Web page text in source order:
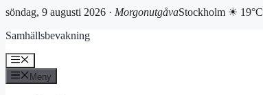
söndag, 9 augusti 2026 · MorgonutgåvaStockholm ☀ 19°C
till
Samhällsbevakning
Meny
Meny